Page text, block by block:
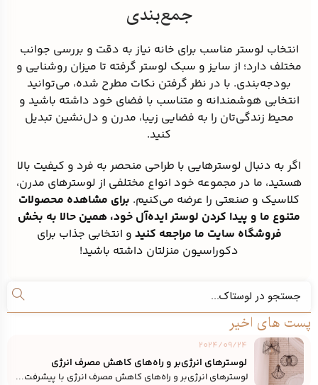
جمع‌بندی
انتخاب لوستر مناسب برای خانه نیاز به دقت و بررسی جوانب
مختلف دارد؛ از سایز و سبک لوستر گرفته تا میزان روشنایی و
بودجه‌بندی. با در نظر گرفتن نکات مطرح شده، می‌توانید
انتخابی هوشمندانه و متناسب با فضای خود داشته باشید و
محیط زندگی‌تان را به فضایی زیبا، مدرن و دل‌نشین تبدیل
کنید.
اگر به دنبال لوسترهایی با طراحی منحصر به فرد و کیفیت بالا
هستید، ما در مجموعه خود انواع مختلفی از لوسترهای مدرن،
کلاسیک و صنعتی را عرضه می‌کنیم. برای مشاهده محصولات
متنوع ما و پیدا کردن لوستر ایده‌آل خود، همین حالا به بخش
فروشگاه سایت ما مراجعه کنید و انتخابی جذاب برای
دکوراسیون منزلتان داشته باشید!
پست های اخیر
2024/09/24
لوسترهای انرژی‌بر و راه‌های کاهش مصرف انرژی
لوسترهای انرژی‌بر و راه‌های کاهش مصرف انرژی با پیشرفت...